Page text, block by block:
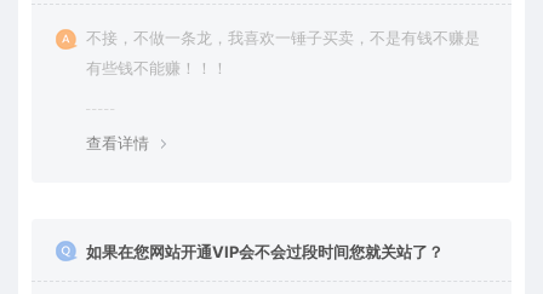
不接，不做一条龙，我喜欢一锤子买卖，不是有钱不赚是
有些钱不能赚！！！
查看详情
如果在您网站开通VIP会不会过段时间您就关站了？